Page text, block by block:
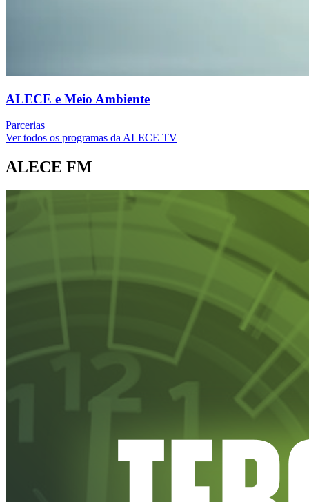
ALECE e Meio Ambiente
Parcerias
Ver todos os programas da ALECE TV
ALECE FM